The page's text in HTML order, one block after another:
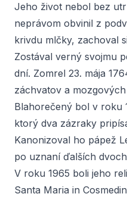
Jeho život nebol bez
neprávom obvinil z
krivdu mlčky, zachoval
Zostával verný svojmu
dní. Zomrel 23. mája
záchvatov a
Blahorečený bol v roku
ktorý dva zázraky
Kanonizoval ho pápež
po uznaní ďalších
V roku 1965 boli jeho
Santa Maria in